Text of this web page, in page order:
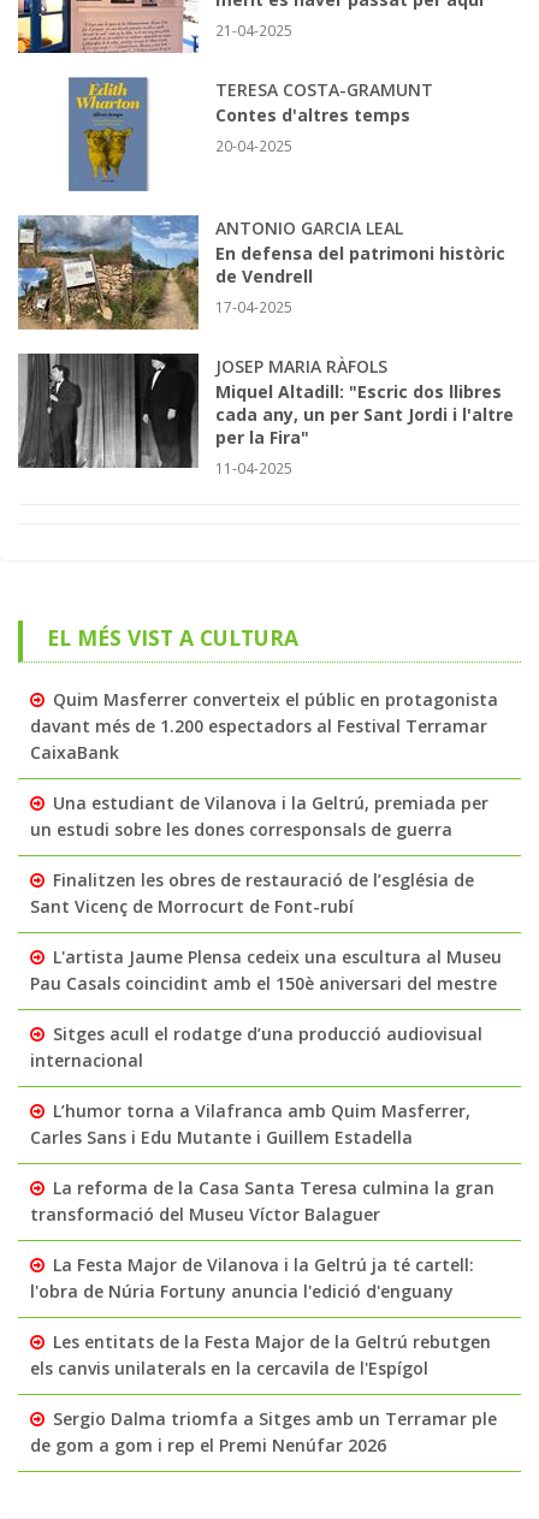
21-04-2025
TERESA COSTA-GRAMUNT
Contes d'altres temps
20-04-2025
ANTONIO GARCIA LEAL
En defensa del patrimoni històric
de Vendrell
17-04-2025
JOSEP MARIA RÀFOLS
Miquel Altadill: "Escric dos llibres
cada any, un per Sant Jordi i l'altre
per la Fira"
11-04-2025
EL MÉS VIST A CULTURA
Quim Masferrer converteix el públic en protagonista
davant més de 1.200 espectadors al Festival Terramar
CaixaBank
Una estudiant de Vilanova i la Geltrú, premiada per
un estudi sobre les dones corresponsals de guerra
Finalitzen les obres de restauració de l’església de
Sant Vicenç de Morrocurt de Font-rubí
L'artista Jaume Plensa cedeix una escultura al Museu
Pau Casals coincidint amb el 150è aniversari del mestre
Sitges acull el rodatge d’una producció audiovisual
internacional
L’humor torna a Vilafranca amb Quim Masferrer,
Carles Sans i Edu Mutante i Guillem Estadella
La reforma de la Casa Santa Teresa culmina la gran
transformació del Museu Víctor Balaguer
La Festa Major de Vilanova i la Geltrú ja té cartell:
l'obra de Núria Fortuny anuncia l'edició d'enguany
Les entitats de la Festa Major de la Geltrú rebutgen
els canvis unilaterals en la cercavila de l'Espígol
Sergio Dalma triomfa a Sitges amb un Terramar ple
de gom a gom i rep el Premi Nenúfar 2026